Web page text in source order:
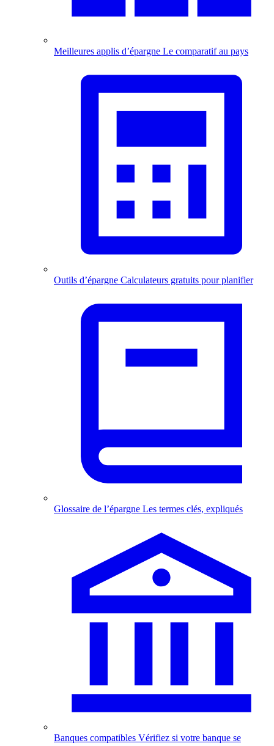
Meilleures applis d’épargne Le comparatif au pays
Outils d’épargne Calculateurs gratuits pour planifier
Glossaire de l’épargne Les termes clés, expliqués
Banques compatibles Vérifiez si votre banque se